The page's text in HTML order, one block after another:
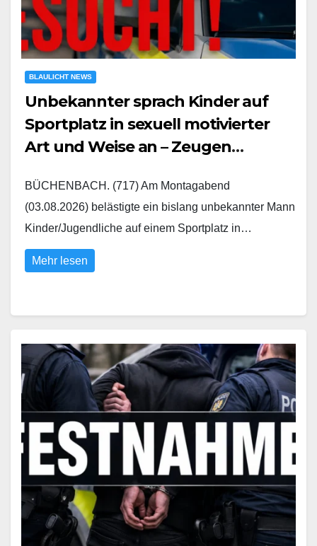
BLAULICHT NEWS
Unbekannter sprach Kinder auf
Sportplatz in sexuell motivierter
Art und Weise an – Zeugen
BÜCHENBACH. (717) Am Montagabend
(03.08.2026) belästigte ein bislang unbekannter Mann
Kinder/Jugendliche auf einem Sportplatz in…
Mehr lesen